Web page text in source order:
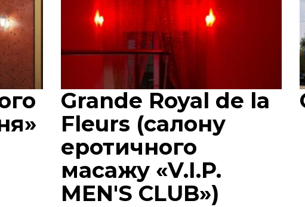
Grande Royal de la
Fleurs (салону
еротичного
масажу «V.I.P.
MEN'S CLUB»)